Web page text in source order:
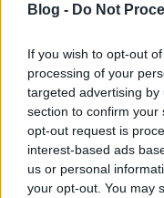
Blog - Do Not
If you wish to opt-out
processing of your
targeted advertising
section to confirm your
opt-out request is
interest-based ads
us or personal
your opt-out. You may